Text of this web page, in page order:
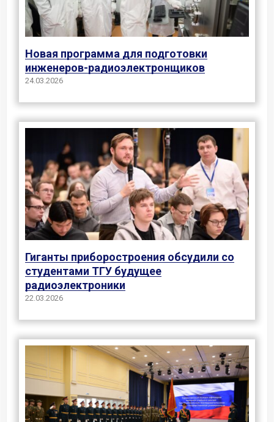
Новая программа для подготовки
инженеров-радиоэлектронщиков
24.03.2026
Гиганты приборостроения обсудили со
студентами ТГУ будущее
радиоэлектроники
22.03.2026